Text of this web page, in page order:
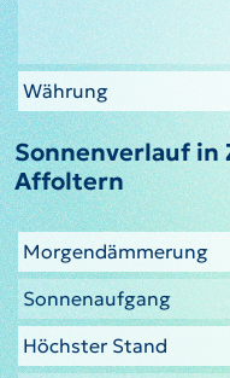
Währung
Sonnenverlauf in
Affoltern
Morgendämmerung
Sonnenaufgang
Höchster Stand